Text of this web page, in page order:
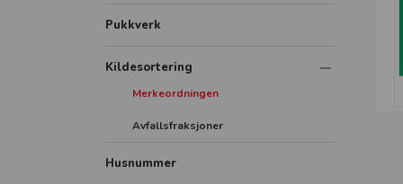
Brann
Redning og rømning
Diverse
Pukkverk
Kildesortering
Merkeordningen
Avfallsfraksjoner
Husnummer